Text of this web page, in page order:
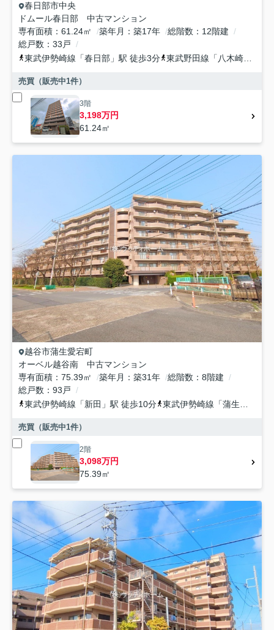
春日部市中央
ドムール春日部 中古マンション
専有面積
61.24㎡ 築年月 築17年 総階数
12階建
総戸数
33戸
東武伊勢崎線 「春日部 」駅 徒歩3分 東武野田線 「 八木崎」駅
売買（販売中1件）
3階
3,198万円
61.24㎡
越谷市蒲生愛宕町
オーベル越谷南 中古マンション
専有面積
75.39㎡ 築年月 築31年 総階数
8階建
総戸数
93戸
東武伊勢崎線 「新田 」駅 徒歩10分 東武伊勢崎線 「蒲生」駅 徒
売買（販売中1件）
2階
3,098万円
75.39㎡